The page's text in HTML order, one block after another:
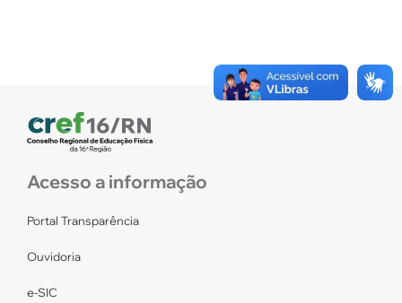
Acesso a informação
Portal Transparência
Ouvidoria
e-SIC